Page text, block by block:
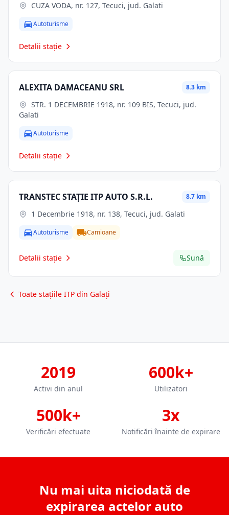
CUZA VODA, nr. 127, Tecuci, jud. Galati
Autoturisme
Detalii stație
ALEXITA DAMACEANU SRL 8.3 km
Galati
Autoturisme
Detalii stație
TRANSTEC STAȚIE ITP AUTO S.R.L. 8.7 km
1 Decembrie 1918, nr. 138, Tecuci, jud. Galati
Autoturisme Camioane
Detalii stație Sună
Toate stațiile ITP din Galați
2019
Activi din anul
600k+
Utilizatori
500k+
Verificări efectuate
3x
Notificări înainte de expirare
Nu mai uita niciodată de
expirarea actelor auto